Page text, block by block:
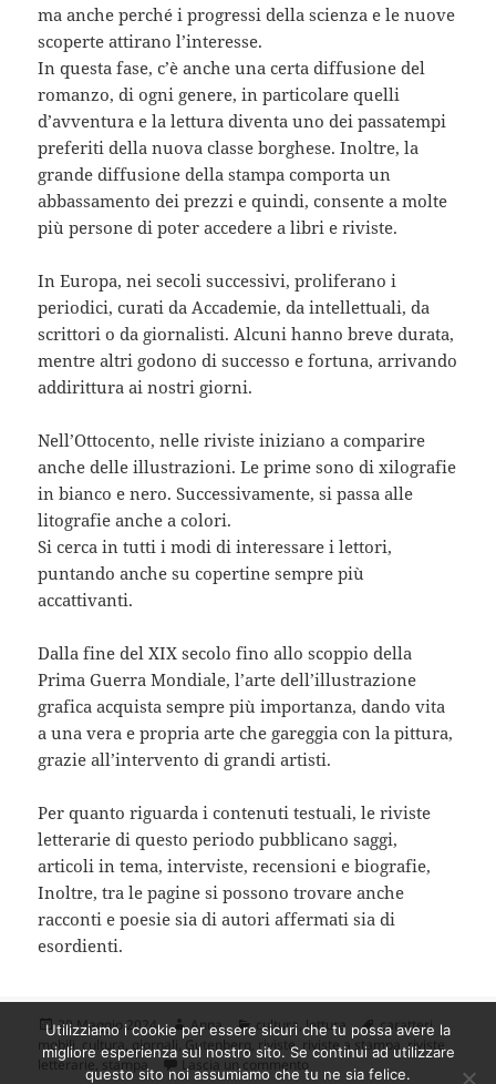
ma anche perché i progressi della scienza e le nuove
scoperte attirano l’interesse.
In questa fase, c’è anche una certa diffusione del
romanzo, di ogni genere, in particolare quelli
d’avventura e la lettura diventa uno dei passatempi
preferiti della nuova classe borghese. Inoltre, la
grande diffusione della stampa comporta un
abbassamento dei prezzi e quindi, consente a molte
più persone di poter accedere a libri e riviste.
In Europa, nei secoli successivi, proliferano i
periodici, curati da Accademie, da intellettuali, da
scrittori o da giornalisti. Alcuni hanno breve durata,
mentre altri godono di successo e fortuna, arrivando
addirittura ai nostri giorni.
Nell’Ottocento, nelle riviste iniziano a comparire
anche delle illustrazioni. Le prime sono di xilografie
in bianco e nero. Successivamente, si passa alle
litografie anche a colori.
Si cerca in tutti i modi di interessare i lettori,
puntando anche su copertine sempre più
accattivanti.
Dalla fine del XIX secolo fino allo scoppio della
Prima Guerra Mondiale, l’arte dell’illustrazione
grafica acquista sempre più importanza, dando vita
a una vera e propria arte che gareggia con la pittura,
grazie all’intervento di grandi artisti.
Per quanto riguarda i contenuti testuali, le riviste
letterarie di questo periodo pubblicano saggi,
articoli in tema, interviste, recensioni e biografie,
Inoltre, tra le pagine si possono trovare anche
racconti e poesie sia di autori affermati sia di
esordienti.
Scritto
il
20 Maggio 2024 Autore
Anna Categorie
cultura,lettura Tag
caratteri
mobili cultura, giornali,Gutenberg, riviste, riviste a stampa ,riviste
letterarie, stampa Lascia un commento su La nascita di giornali e
Utilizziamo i cookie per essere sicuri che tu possa avere la
migliore esperienza sul nostro sito. Se continui ad utilizzare
questo sito noi assumiamo che tu ne sia felice.